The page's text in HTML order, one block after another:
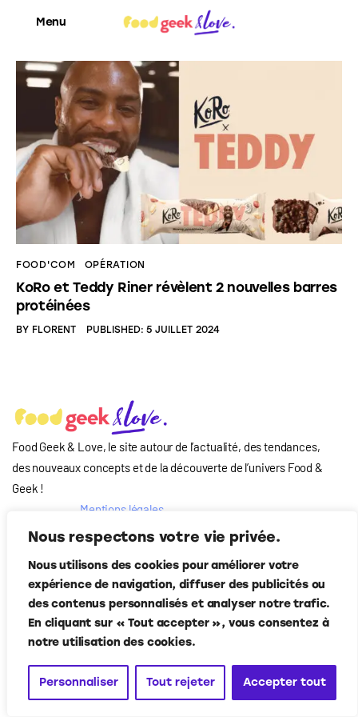
Nous respectons votre vie privée.
Nous utilisons des cookies pour améliorer votre
expérience de navigation, diffuser des publicités ou
des contenus personnalisés et analyser notre trafic.
En cliquant sur « Tout accepter », vous consentez à
notre utilisation des cookies.
Personnaliser Tout rejeter Accepter tout
Menu
Food’News
Food’Com
Food’Art
Food’Event
Food’Life
FOOD'COM OPÉRATION
KoRo et Teddy Riner révèlent 2 nouvelles barres
protéinées
BY FLORENT PUBLISHED: 5 JUILLET 2024
Food Geek & Love, le site autour de l’actualité, des tendances,
des nouveaux concepts et de la découverte de l’univers Food&
Geek !
Mentions légales
Qui-sommes nous
Contact
Suivez-nous
Food Geek & Love© Corner Media 2024. Tous droits réservés.